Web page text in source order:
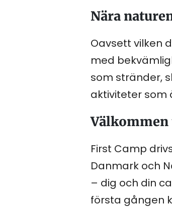
Nära
Oavsett vilken
med
som stränder,
aktiviteter som
First Camp
Danmark och
– dig och din
första gången